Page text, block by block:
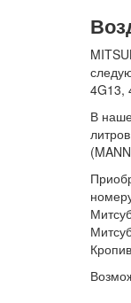
4G13,
В